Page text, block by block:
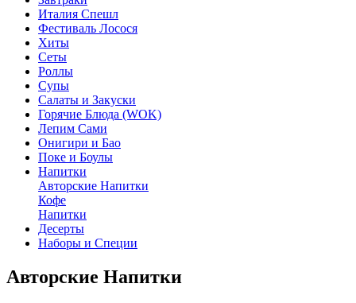
Италия Спешл
Фестиваль Лосося
Хиты
Сеты
Роллы
Супы
Салаты и Закуски
Горячие Блюда (WOK)
Лепим Сами
Онигири и Бао
Поке и Боулы
Напитки
Авторские Напитки
Кофе
Напитки
Десерты
Наборы и Специи
Авторские Напитки